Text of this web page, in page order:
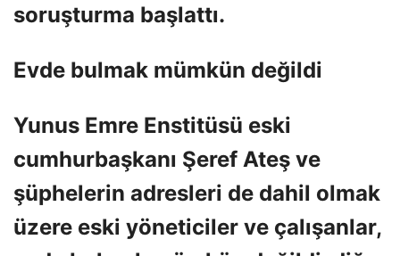
soruşturma başlattı.
Evde bulmak mümkün değildi
Yunus Emre Enstitüsü eski
cumhurbaşkanı Şeref Ateş ve
şüphelerin adresleri de dahil olmak
üzere eski yöneticiler ve çalışanlar,